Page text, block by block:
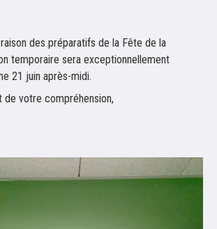
des préparatifs de la Fête de la
temporaire sera exceptionnellement
21 juin après-midi.
de votre compréhension,